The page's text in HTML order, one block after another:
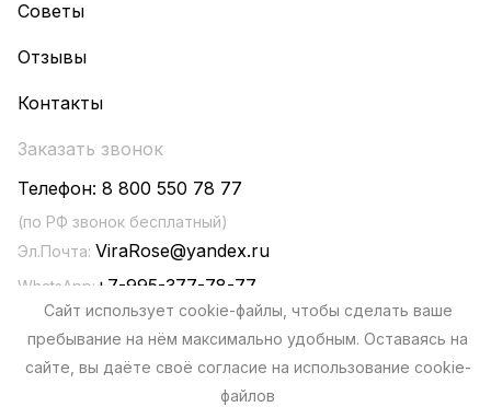
Сайт использует cookie-файлы, чтобы сделать ваше
пребывание на нём максимально удобным. Оставаясь на
сайте, вы даёте своё согласие на использование cookie-
файлов
Советы
Отзывы
Контакты
Заказать звонок
Телефон: 8 800 550 78 77
(по РФ звонок бесплатный)
Эл.Почта: ViraRose@yandex.ru
WhatsApp: +7-995-377-78-77
Политика конфиденциальности